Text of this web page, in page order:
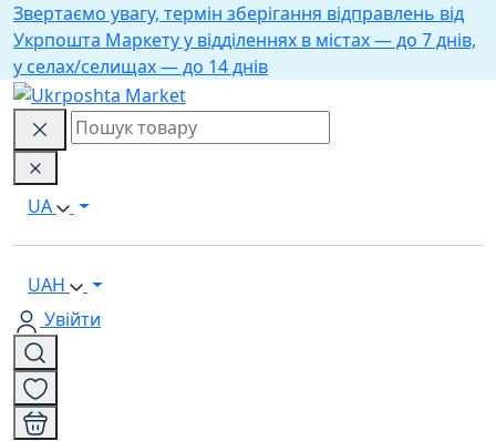
Звертаємо увагу, термін зберігання відправлень від
Укрпошта Маркету у відділеннях в містах — до 7 днів,
у селах/селищах — до 14 днів
UA
UAH
Увійти